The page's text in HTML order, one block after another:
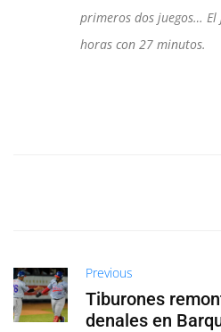
primeros dos juegos…
horas con 27 minutos.
Previous
Tiburones
denales en